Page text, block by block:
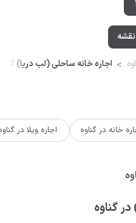
1
نقشه
اجاره خانه ساحلی (لب دریا)
خانه در گناوه اجاره ویلا در
گناوه